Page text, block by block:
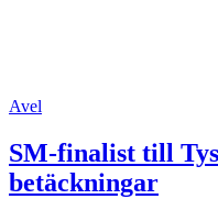
Avel
SM-finalist till
betäckningar